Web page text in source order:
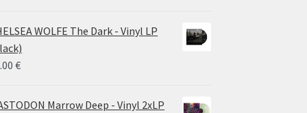
WOLFE The Dark - Vinyl LP
€
Marrow Deep - Vinyl 2xLP